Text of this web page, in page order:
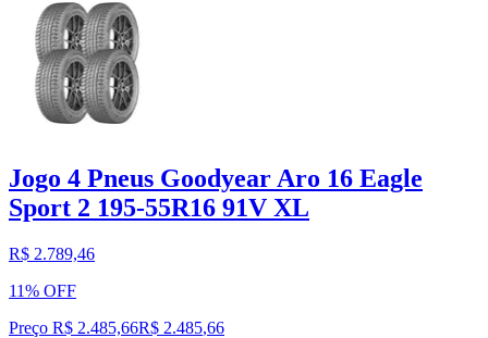
Jogo 4 Pneus Goodyear Aro 16 Eagle
Sport 2 195-55R16 91V XL
R$ 2.789,46
11% OFF
Preço R$ 2.485,66R$ 2.485,66